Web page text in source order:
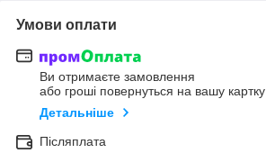
Умови оплати
Ви отримаєте замовлення
або гроші повернуться на вашу картку
Детальніше
Післяплата